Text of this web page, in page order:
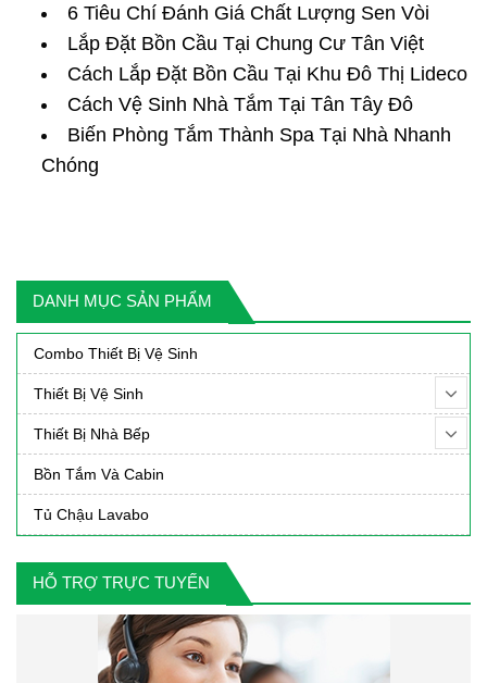
6 Tiêu Chí Đánh Giá Chất Lượng Sen Vòi
Lắp Đặt Bồn Cầu Tại Chung Cư Tân Việt
Cách Lắp Đặt Bồn Cầu Tại Khu Đô Thị Lideco
Cách Vệ Sinh Nhà Tắm Tại Tân Tây Đô
Biến Phòng Tắm Thành Spa Tại Nhà Nhanh
Chóng
DANH MỤC SẢN PHẨM
Combo Thiết Bị Vệ Sinh
Thiết Bị Vệ Sinh
Thiết Bị Nhà Bếp
Bồn Tắm Và Cabin
Tủ Chậu Lavabo
HỖ TRỢ TRỰC TUYẾN